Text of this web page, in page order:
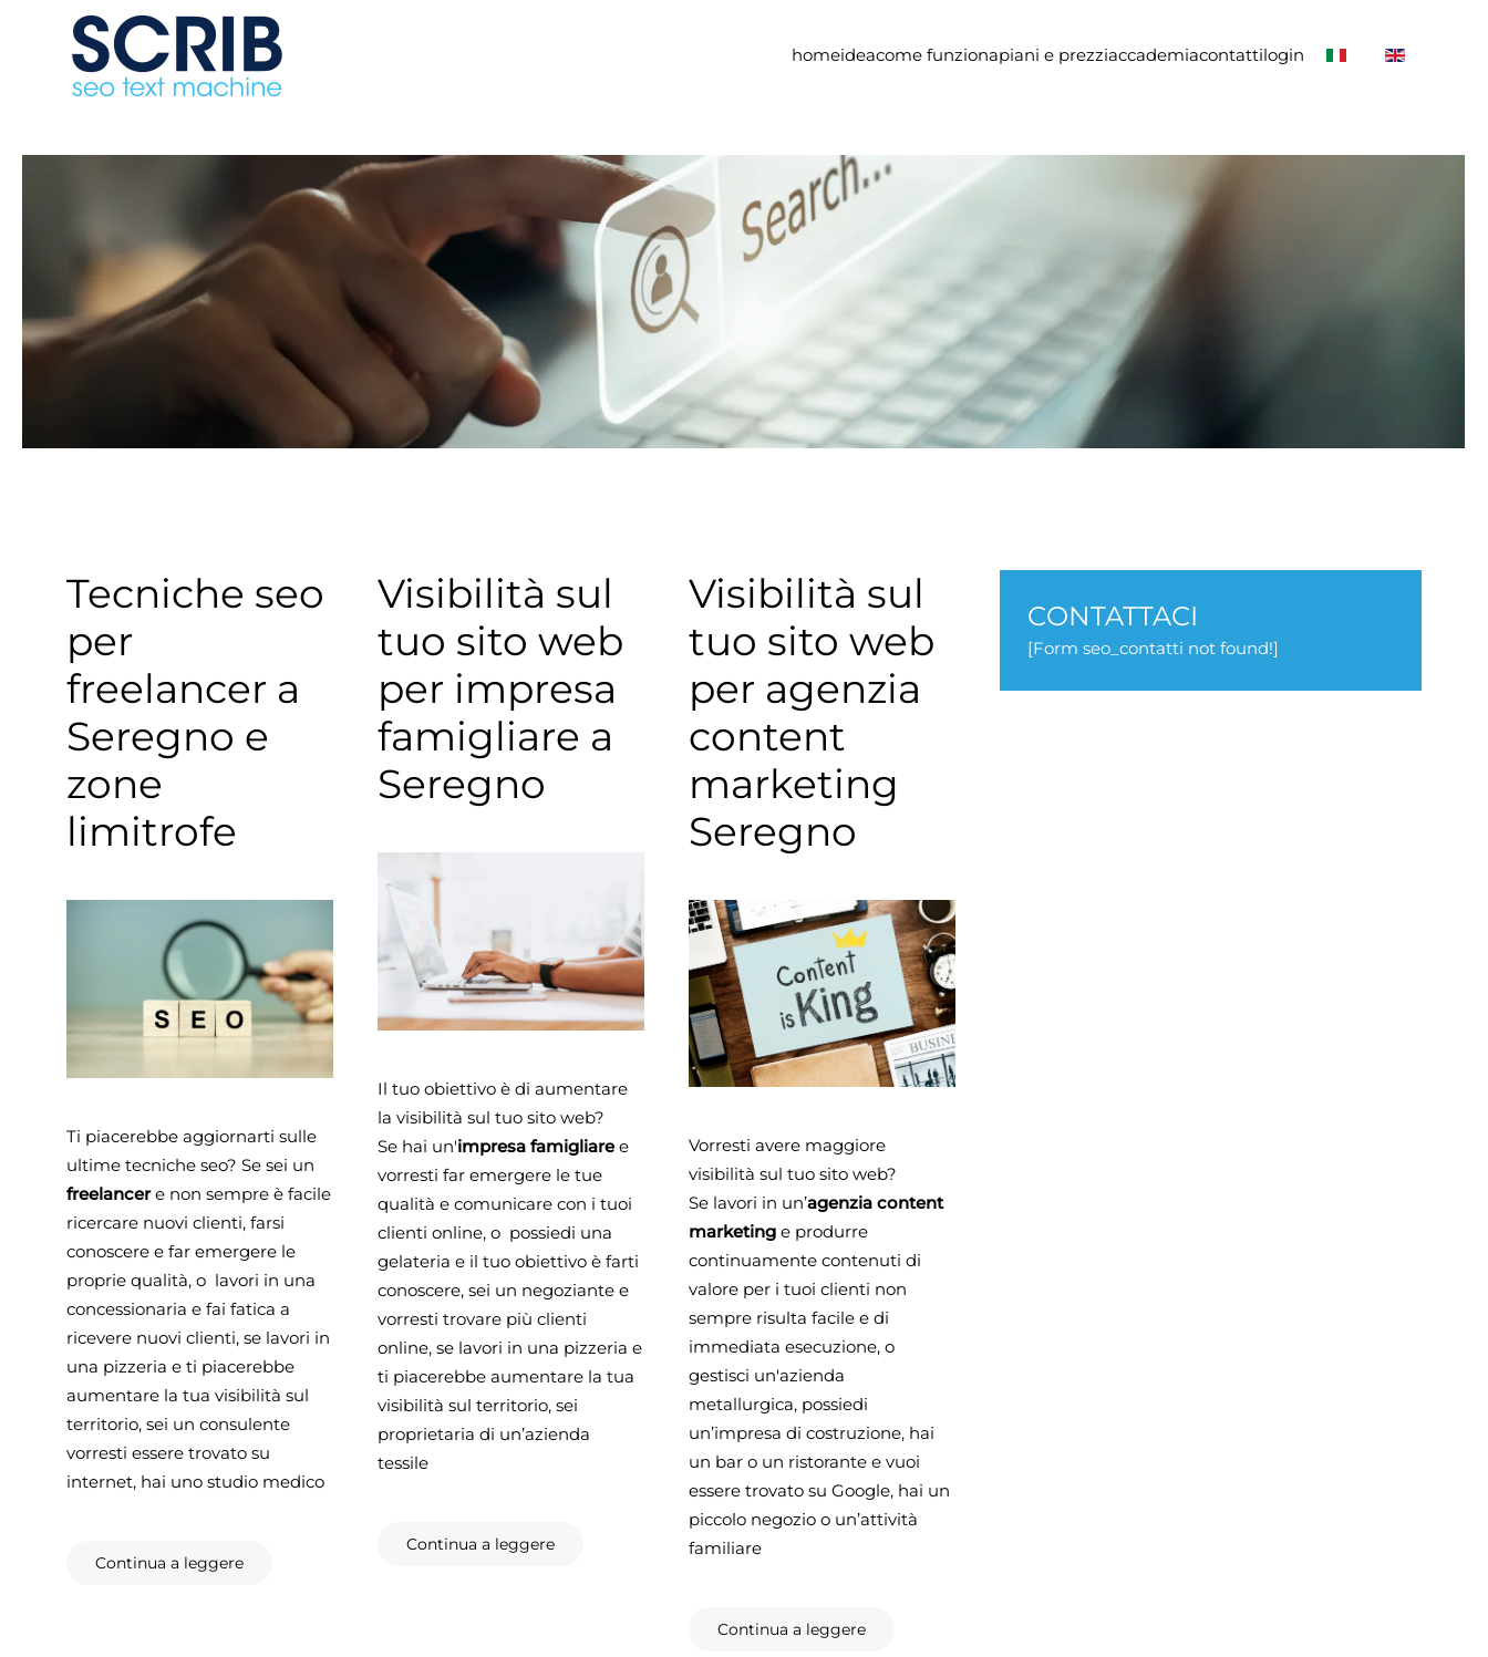
Skip to main content homeideacome funzionapiani e prezziaccademiacontattilogin
Tecniche seo
per
freelancer a
Seregno e
zone
limitrofe
Ti piacerebbe aggiornarti sulle
ultime tecniche seo? Se sei un
freelancere non sempre è facile
ricercare nuovi clienti, farsi
conoscere e far emergere le
proprie qualità, o lavori in una
concessionaria e fai fatica a
ricevere nuovi clienti, se lavori in
una pizzeria e ti piacerebbe
aumentare la tua visibilità sul
territorio, sei un consulente
vorresti essere trovato su
internet, hai uno studio medico
Continua a leggere
Visibilità sul
tuo sito web
per impresa
famigliare a
Seregno
Il tuo obiettivo è di aumentare
la visibilità sul tuo sito web?
Se hai un'impresa famigliaree
vorresti far emergere le tue
qualità e comunicare con i tuoi
clienti online, o possiedi una
gelateria e il tuo obiettivo è farti
conoscere, sei un negoziante e
vorresti trovare più clienti
online, se lavori in una pizzeria e
ti piacerebbe aumentare la tua
visibilità sul territorio, sei
proprietaria di un’azienda
tessile
Continua a leggere
Visibilità sul
tuo sito web
per agenzia
content
marketing
Seregno
Vorresti avere maggiore
visibilità sul tuo sito web?
Se lavori in un’agenzia content
marketinge produrre
continuamente contenuti di
valore per i tuoi clienti non
sempre risulta facile e di
immediata esecuzione, o
gestisci un'azienda
metallurgica, possiedi
un’impresa di costruzione, hai
un bar o un ristorante e vuoi
essere trovato su Google, hai un
piccolo negozio o un’attività
familiare
Continua a leggere
CONTATTACI
[Form seo_contatti not found!]